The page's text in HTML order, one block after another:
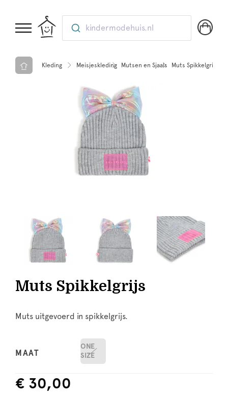
kindermodehuis.nl
Kleding Meisjeskleding Mutsen en Sjaals Muts Spikkelgrijs
Muts Spikkelgrijs
Muts uitgevoerd in spikkelgrijs.
MAAT
ONE
SIZE
€ 30,00